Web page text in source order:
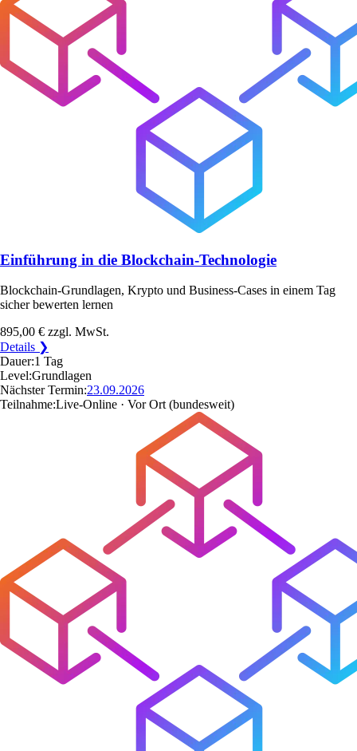
Einführung in die Blockchain-Technologie
Blockchain-Grundlagen, Krypto und Business-Cases in einem Tag
sicher bewerten lernen
895,00 € zzgl. MwSt.
Details ❯
Dauer:1 Tag
Level:Grundlagen
Nächster Termin:23.09.2026
Teilnahme:Live-Online · Vor Ort (bundesweit)